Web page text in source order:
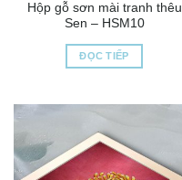
Hộp gỗ sơn mài tranh thêu
Sen – HSM10
ĐỌC TIẾP